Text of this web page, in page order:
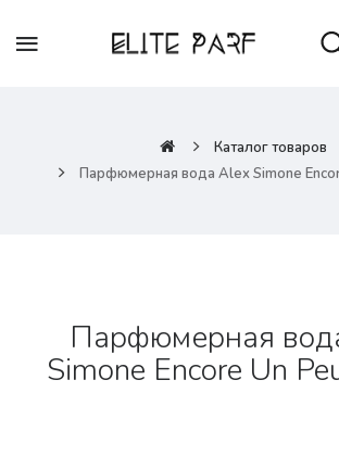
Каталог товаров
Парфюмерная вода Alex Simone
Парфюмерная
Simone Encore Un